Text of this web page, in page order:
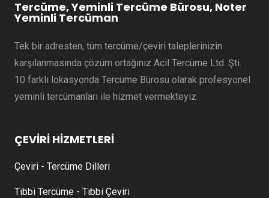
Tercüme, Yeminli Tercüme Bürosu, Noter
Yeminli Tercüman
Tek bir adresten, tüm tercüme/çeviri taleplerinizin
karşılanmasında çözüm ortağınız Acil Tercüme Ltd. Şti.
10 farklı lokasyonda Tercüme Bürosu olarak profesyonel
yeminli tercümanları ile hizmet vermekteyiz.
ÇEVİRİ HİZMETLERİ
Çeviri - Tercüme Dilleri
Tıbbi Tercüme - Tıbbi Çeviri